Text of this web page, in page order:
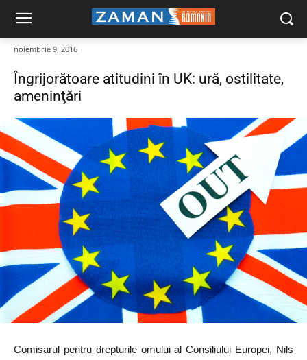
noiembrie 9, 2016
Îngrijorătoare atitudini în UK: ură, ostilitate,
ameninţări
Comisarul pentru drepturile omului al Consiliului Europei, Nils